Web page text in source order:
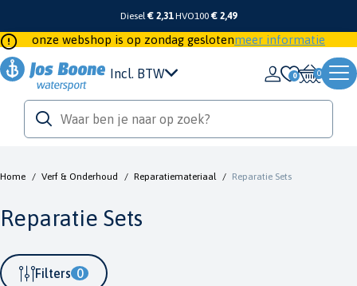
Diesel€ 2,31 HVO100 € 2,49
onze webshop is op zondag geslotenmeer informatie
Incl. BTW 0
Home / Verf & Onderhoud / Reparatiemateriaal / Reparatie Sets
Reparatie Sets
Filters 0